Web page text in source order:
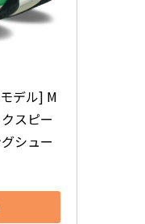
デル] M
スピー
シュー